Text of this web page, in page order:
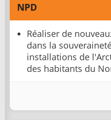
NPD
Réaliser de
dans la
installations de
des habitants du